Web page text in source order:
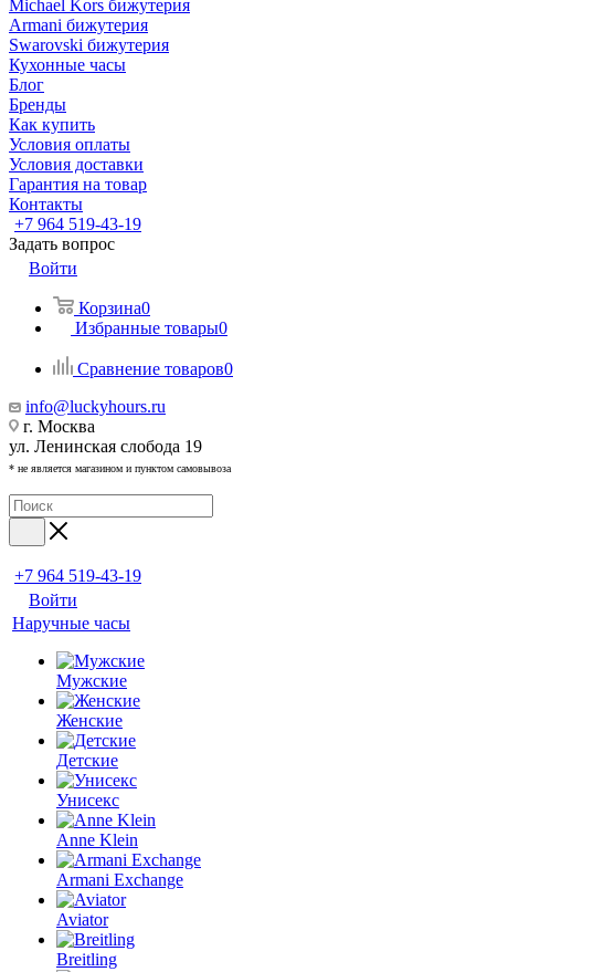
Michael Kors бижутерия
Armani бижутерия
Swarovski бижутерия
Кухонные часы
Блог
Бренды
Как купить
Условия оплаты
Условия доставки
Гарантия на товар
Контакты
+7 964 519-43-19
Задать вопрос
Войти
Корзина0
Избранные товары0
Сравнение товаров0
info@luckyhours.ru
г. Москва
ул. Ленинская слобода 19
* не является магазином и пунктом самовывоза
+7 964 519-43-19
Войти
Наручные часы
Мужские
Женские
Детские
Унисекс
Anne Klein
Armani Exchange
Aviator
Breitling